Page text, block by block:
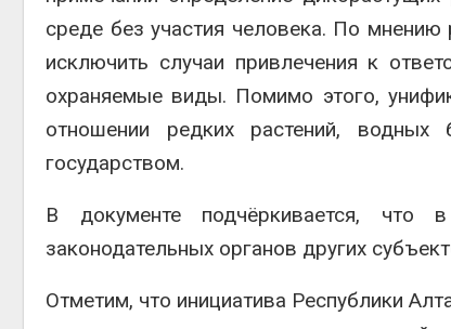
среде без участия человека. По мнению
исключить случаи привлечения к
охраняемые виды. Помимо этого,
отношении редких растений, водных
государством.
В документе подчёркивается, что
законодательных органов других
Отметим, что инициатива Республики